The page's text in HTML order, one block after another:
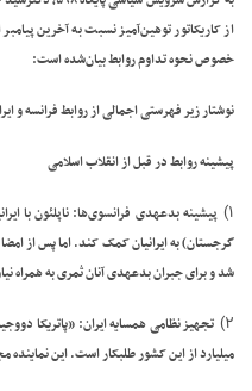
از کاریکاتور توهین‌آمیز نسبت به آخرین
خصوص نحوه تداوم روابط بیان‌شده است:
نوشتار زیر فهرستی اجمالی از روابط فرانسه
پیشینه روابط در قبل از انقلاب اسلامی
۱) پیشینه بدعهدی فرانسوی‌ها: ناپلئون با
گرجستان) به ایرانیان کمک کند. اما پس از امضا
شد و برای جبران بدعهدی آنان ثمری به همراه
۲) تجهیز نظامی همسایه ایران:
میلیارد از این کشور طلبکار است. این